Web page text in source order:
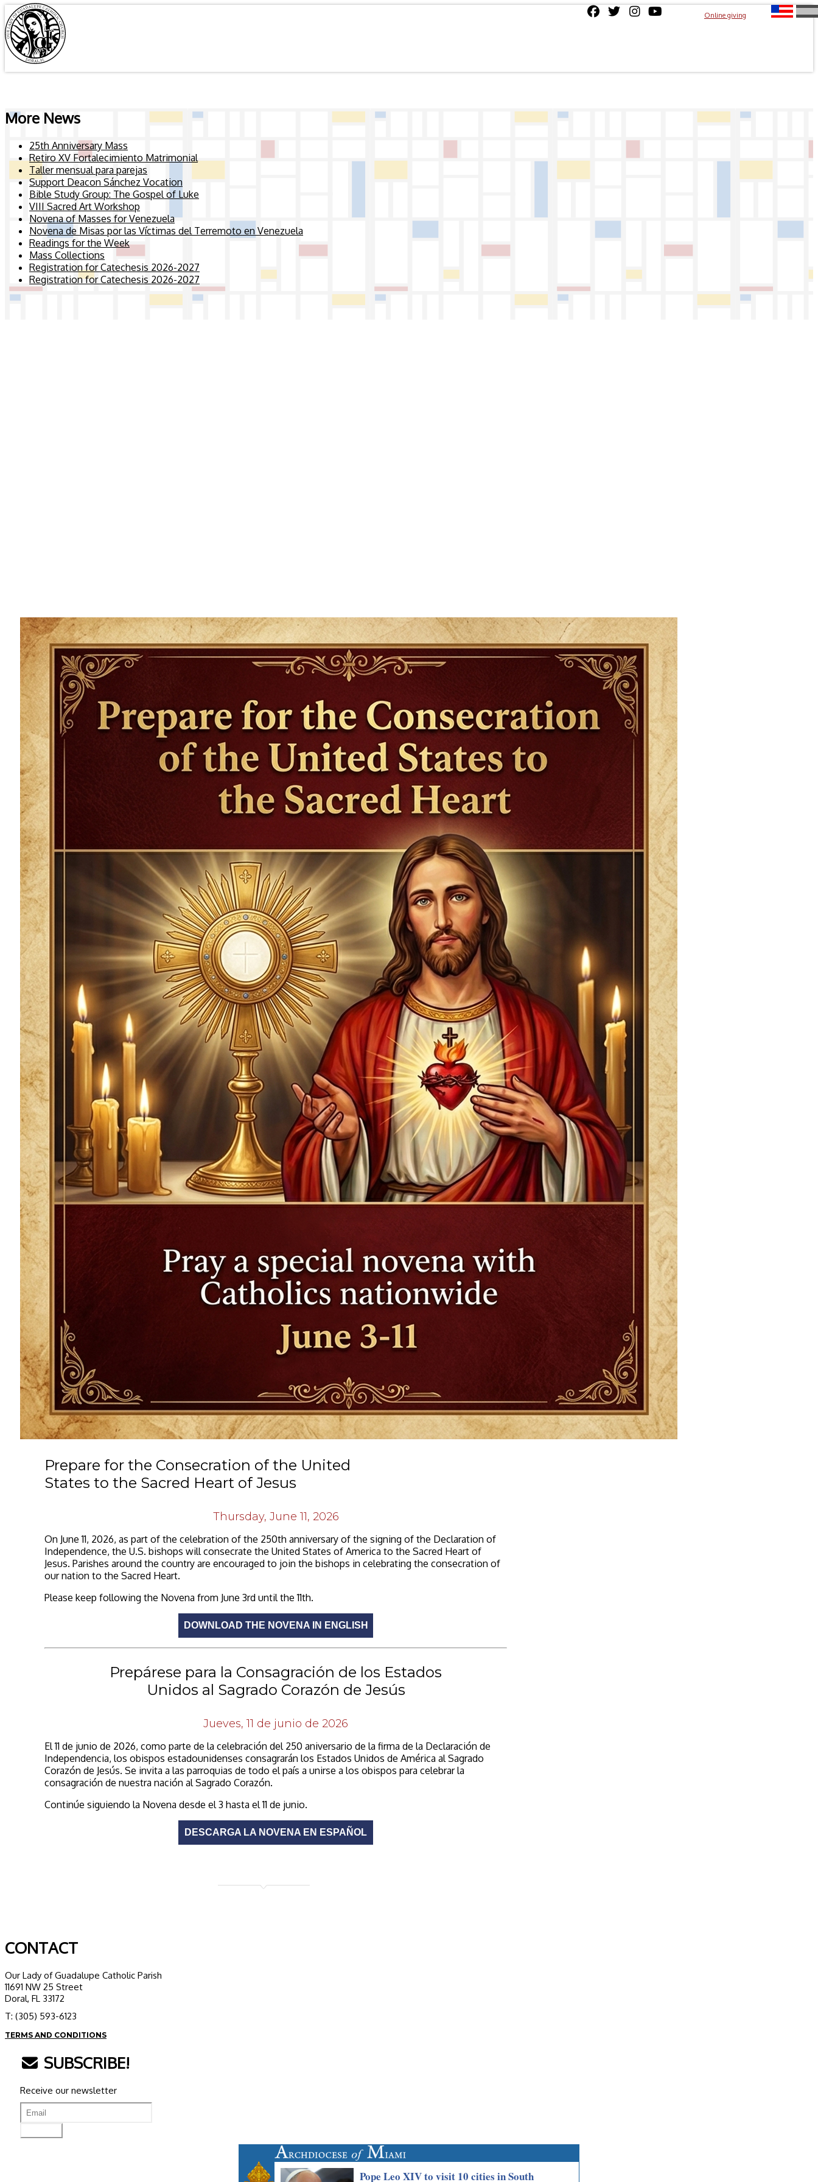
Online giving
More News
25th Anniversary Mass
Retiro XV Fortalecimiento Matrimonial
Taller mensual para parejas
Support Deacon Sánchez Vocation
Bible Study Group: The Gospel of Luke
VIII Sacred Art Workshop
Novena of Masses for Venezuela
Novena de Misas por las Víctimas del Terremoto en Venezuela
Readings for the Week
Mass Collections
Registration for Catechesis 2026-2027
Registration for Catechesis 2026-2027
Prepare for the Consecration of the United
States to the Sacred Heart of Jesus
Thursday, June 11, 2026
On June 11, 2026, as part of the celebration of the 250th anniversary of the signing of the Declaration of
Independence, the U.S. bishops will consecrate the United States of America to the Sacred Heart of
Jesus. Parishes around the country are encouraged to join the bishops in celebrating the consecration of
our nation to the Sacred Heart.
Please keep following the Novena from June 3rd until the 11th.
DOWNLOAD THE NOVENA IN ENGLISH
Prepárese para la Consagración de los Estados
Unidos al Sagrado Corazón de Jesús
Jueves, 11 de junio de 2026
El 11 de junio de 2026, como parte de la celebración del 250 aniversario de la firma de la Declaración de
Independencia, los obispos estadounidenses consagrarán los Estados Unidos de América al Sagrado
Corazón de Jesús. Se invita a las parroquias de todo el país a unirse a los obispos para celebrar la
consagración de nuestra nación al Sagrado Corazón.
Continúe siguiendo la Novena desde el 3 hasta el 11 de junio.
DESCARGA LA NOVENA EN ESPAÑOL
CONTACT
Our Lady of Guadalupe Catholic Parish
11691 NW 25 Street
Doral, FL 33172
T: (305) 593-6123
TERMS AND CONDITIONS
SUBSCRIBE!
Receive our newsletter